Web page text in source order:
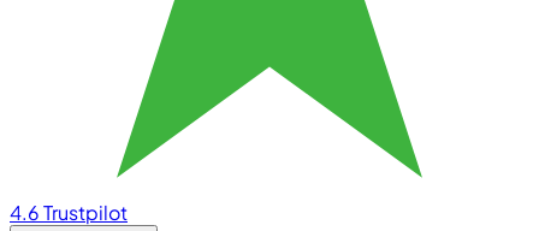
4.6Trustpilot